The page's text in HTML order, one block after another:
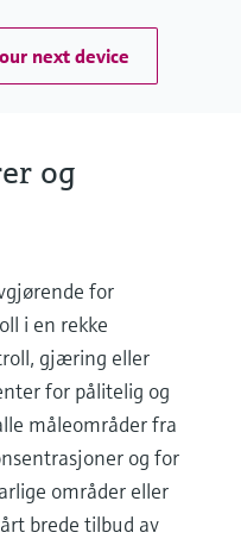
next device
og
for
i en rekke
gjæring eller
for pålitelig og
måleområder fra
og for
områder eller
brede tilbud av